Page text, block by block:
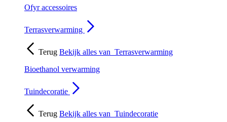
Ofyr accessoires
Terrasverwarming
Terug Bekijk alles van Terrasverwarming
Bioethanol verwarming
Tuindecoratie
Terug Bekijk alles van Tuindecoratie